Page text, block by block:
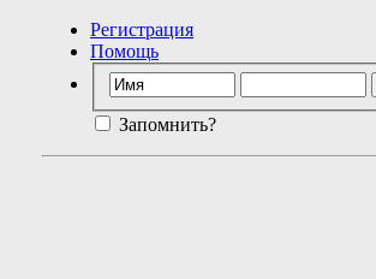
Регистрация
Помощь
Запомнить?